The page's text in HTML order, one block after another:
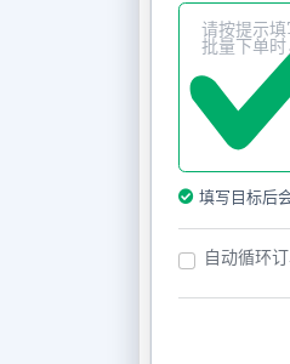
填写目标后
自动循环